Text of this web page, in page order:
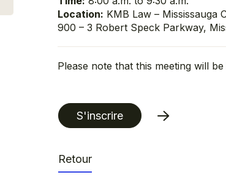
Location: KMB Law – Mississauga
900 – 3 Robert Speck Parkway,
Please note that this meeting will
S'inscrire
Retour